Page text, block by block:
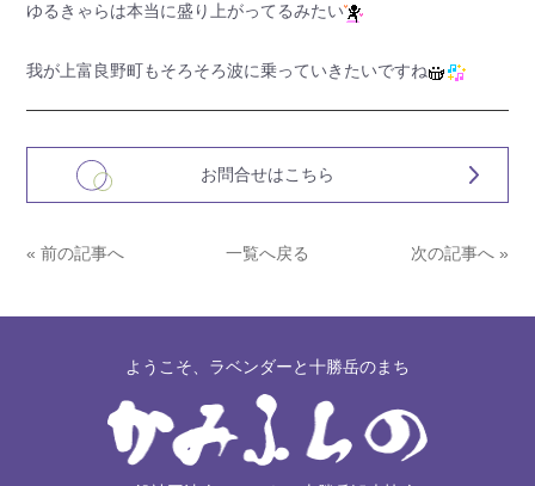
ゆるきゃらは本当に盛り上がってるみたい
我が上富良野町もそろそろ波に乗っていきたいですね
お問合せはこちら
« 前の記事へ 一覧へ戻る 次の記事へ »
ようこそ、ラベンダーと十勝岳のまち